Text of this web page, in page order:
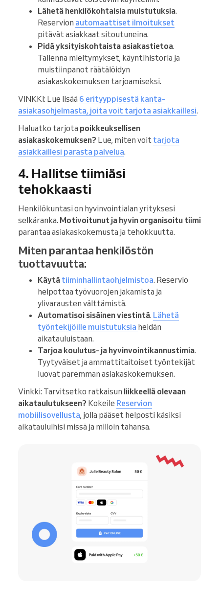
Lähetä henkilökohtaisia muistutuksia.
Reservion automaattiset ilmoitukset
pitävät asiakkaat sitoutuneina.
Pidä yksityiskohtaista asiakastietoa.
Tallenna mieltymykset, käyntihistoria ja
muistiinpanot räätälöidyn
asiakaskokemuksen tarjoamiseksi.
VINKKI: Lue lisää 6 erityyppisestä kanta-
asiakasohjelmasta, joita voit tarjota asiakkaillesi.
Haluatko tarjota poikkeuksellisen
asiakaskokemuksen? Lue, miten voit tarjota
asiakkaillesi parasta palvelua.
4. Hallitse tiimiäsi
tehokkaasti
Henkilökuntasi on hyvinvointialan yrityksesi
selkäranka. Motivoitunut ja hyvin organisoitu tiimi
parantaa asiakaskokemusta ja tehokkuutta.
Miten parantaa henkilöstön
tuottavuutta:
Käytä tiiminhallintaohjelmistoa. Reservio
helpottaa työvuorojen jakamista ja
ylivarausten välttämistä.
Automatisoi sisäinen viestintä. Lähetä
työntekijöille muistutuksia heidän
aikatauluistaan.
Tarjoa koulutus- ja hyvinvointikannustimia.
Tyytyväiset ja ammattitaitoiset työntekijät
luovat paremman asiakaskokemuksen.
Vinkki: Tarvitsetko ratkaisun liikkeellä olevaan
aikataulutukseen? Kokeile Reservion
mobiilisovellusta, jolla pääset helposti käsiksi
aikatauluihisi missä ja milloin tahansa.